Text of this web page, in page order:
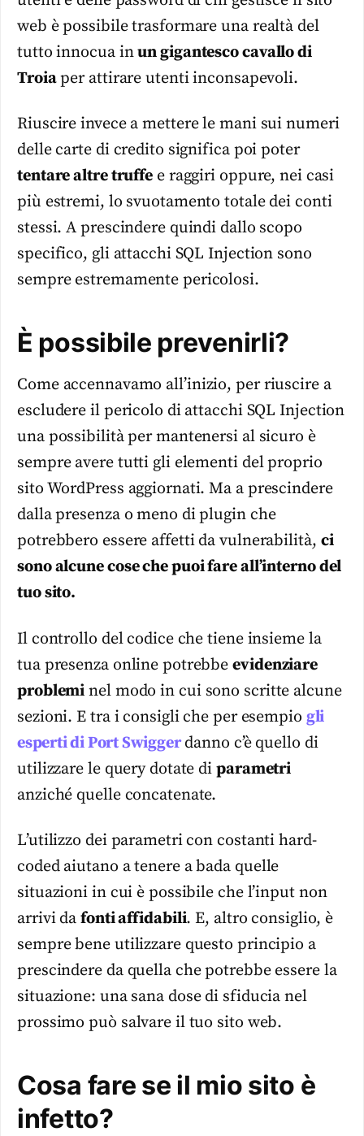
web è possibile trasformare una realtà del
tutto innocua inun gigantesco cavallo di
Troiaper attirare utenti inconsapevoli.
Riuscire invece a mettere le mani sui numeri
delle carte di credito significa poi poter
tentare altre truffe e raggiri oppure, nei casi
più estremi, lo svuotamento totale dei conti
stessi. A prescindere quindi dallo scopo
specifico, gli attacchi SQL Injection sono
sempre estremamente pericolosi.
È possibile prevenirli?
Come accennavamo all’inizio, per riuscire a
escludere il pericolo di attacchi SQL Injection
una possibilità per mantenersi al sicuro è
sempre avere tutti gli elementi del proprio
sito WordPress aggiornati. Ma a prescindere
dalla presenza o meno di plugin che
potrebbero essere affetti da vulnerabilità, ci
sono alcune cose che puoi fare all’interno del
tuo sito.
Il controllo del codice che tiene insieme la
tua presenza online potrebbeevidenziare
problemi nel modo in cui sono scritte alcune
sezioni. E tra i consigli che per esempio gli
esperti di Port Swiggerdanno c’è quello di
utilizzare le query dotate di parametri
anziché quelle concatenate.
L’utilizzo dei parametri con costanti hard-
coded aiutano a tenere a bada quelle
situazioni in cui è possibile che l’input non
arrivi dafonti affidabili. E, altro consiglio, è
sempre bene utilizzare questo principio a
prescindere da quella che potrebbe essere la
situazione: una sana dose di sfiducia nel
prossimo può salvare il tuo sito web.
Cosa fare se il mio sito è
infetto?